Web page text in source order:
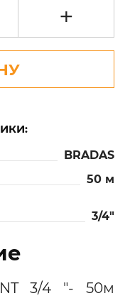
+
BRADAS
50 м
3/4"
3/4 "- 50м